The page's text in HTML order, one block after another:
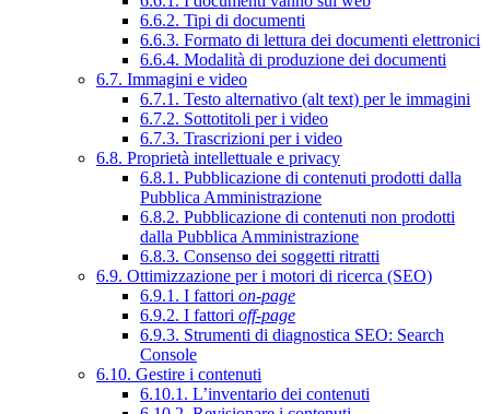
6.6.2. Tipi di documenti
6.6.3. Formato di lettura dei documenti elettronici
6.6.4. Modalità di produzione dei documenti
6.7. Immagini e video
6.7.1. Testo alternativo (alt text) per le immagini
6.7.2. Sottotitoli per i video
6.7.3. Trascrizioni per i video
6.8. Proprietà intellettuale e privacy
6.8.1. Pubblicazione di contenuti prodotti dalla
Pubblica Amministrazione
6.8.2. Pubblicazione di contenuti non prodotti
dalla Pubblica Amministrazione
6.8.3. Consenso dei soggetti ritratti
6.9. Ottimizzazione per i motori di ricerca (SEO)
6.9.1. I fattori on-page
6.9.2. I fattori off-page
6.9.3. Strumenti di diagnostica SEO: Search
Console
6.10. Gestire i contenuti
6.10.1. L’inventario dei contenuti